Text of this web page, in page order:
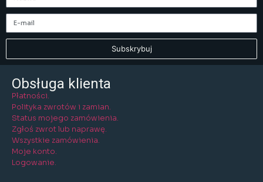
Subskrybuj
Obsługa klienta
Płatności.
Polityka zwrotów i zamian.
Status mojego zamówienia.
Zgłoś zwrot lub naprawę.
Wszystkie zamówienia.
Moje konto.
Logowanie.